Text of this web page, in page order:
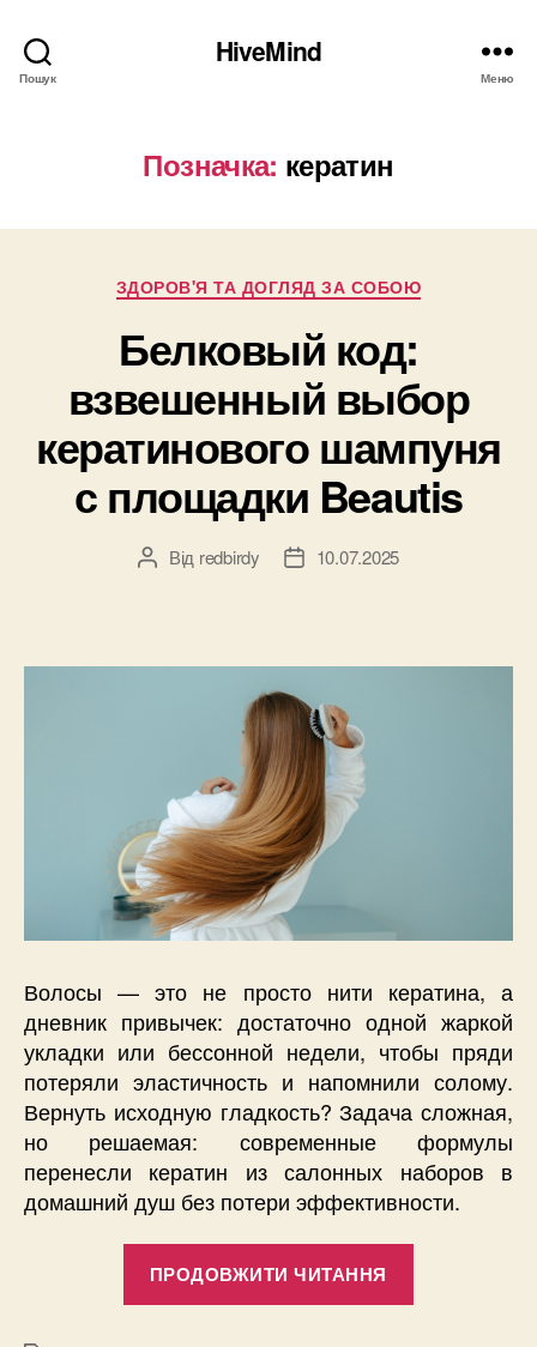
Пошук
HiveMind
Меню
Позначка: кератин
Категорії
ЗДОРОВ'Я ТА ДОГЛЯД ЗА СОБОЮ
Белковый код:
взвешенный выбор
кератинового шампуня
с площадки Beautis
Автор
Від redbirdy
Дата10.07.2025
Волосы — это не просто нити кератина, а
дневник привычек: достаточно одной жаркой
укладки или бессонной недели, чтобы пряди
потеряли эластичность и напомнили солому.
Вернуть исходную гладкость? Задача сложная,
но решаемая: современные формулы
перенесли кератин из салонных наборов в
домашний душ без потери эффективности.
ПРОДОВЖИТИ ЧИТАННЯ